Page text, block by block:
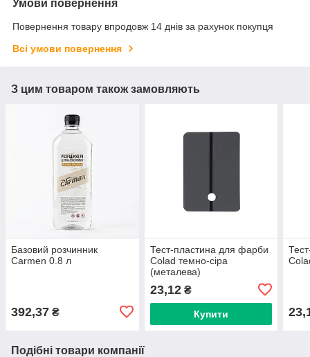
Умови повернення
Повернення товару впродовж 14 днів за рахунок покупця
Всі умови повернення
З цим товаром також замовляють
Базовий розчинник
Carmen 0.8 л
392,37 ₴
Тест-пластина для фарби
Colad темно-сіра
(металева)
23,12₴
Купити
Подібні товари компанії